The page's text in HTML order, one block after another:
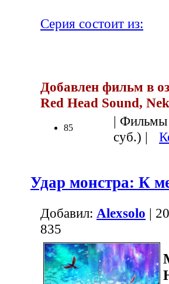
Серия состоит из:
Добавлен фильм в
Red Head Sound,
85
| Фильмы
суб.) |
Удар монстра: К
Добавил: Alexsolo |
835